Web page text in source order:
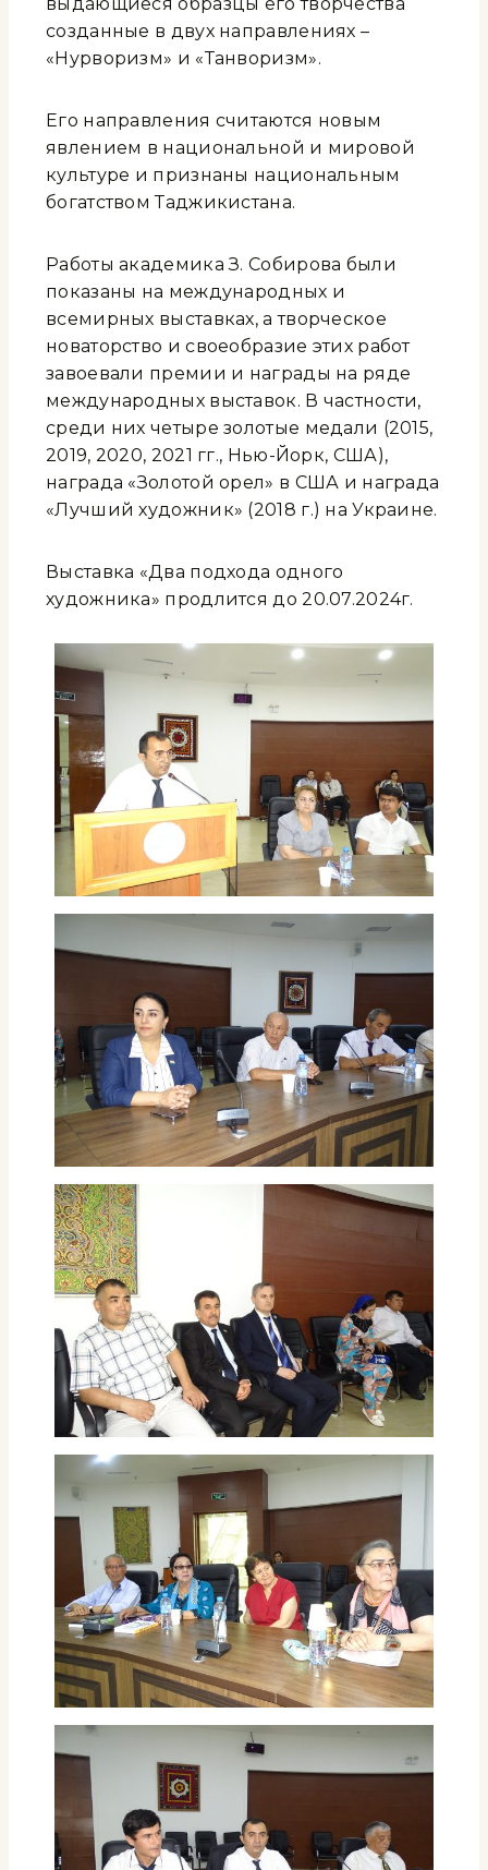
созданные в двух направлениях –
«Нурворизм» и «Танворизм».
Его направления считаются новым
явлением в национальной и мировой
культуре и признаны национальным
богатством Таджикистана.
Работы академика З. Собирова были
показаны на международных и
всемирных выставках, а творческое
новаторство и своеобразие этих работ
завоевали премии и награды на ряде
международных выставок. В частности,
среди них четыре золотые медали (2015,
2019, 2020, 2021 гг., Нью-Йорк, США),
награда «Золотой орел» в США и награда
«Лучший художник» (2018 г.) на Украине.
Выставка «Два подхода одного
художника» продлится до 20.07.2024г.